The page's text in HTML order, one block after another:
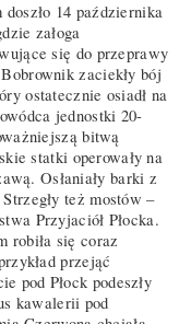
14 października
załoga
się do przeprawy
zaciekły bój
ostatecznie osiadł na
jednostki 20-
bitwą
statki operowały na
Osłaniały barki z
też mostów –
Przyjaciół Płocka.
robiła się coraz
przejąć
pod Płock podeszły
kawalerii pod